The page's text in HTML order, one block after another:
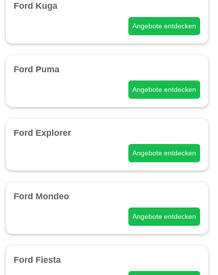
Ford Kuga
Angebote entdecken
Ford Puma
Angebote entdecken
Ford Explorer
Angebote entdecken
Ford Mondeo
Angebote entdecken
Ford Fiesta